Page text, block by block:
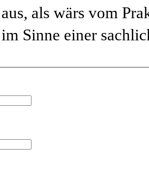
als wärs vom
Sinne einer